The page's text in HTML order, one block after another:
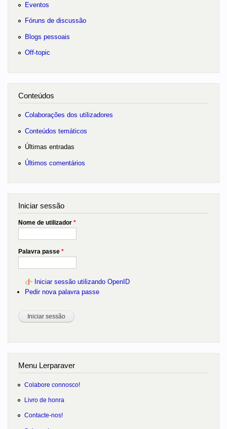
Eventos
Fóruns de discussão
Blogs pessoais
Off-topic
Conteúdos
Colaborações dos utilizadores
Conteúdos temáticos
Últimas entradas
Últimos comentários
Iniciar sessão
Nome de utilizador *
Palavra passe *
Iniciar sessão utilizando OpenID
Pedir nova palavra passe
Menu Lerparaver
Colabore connosco!
Livro de honra
Contacte-nos!